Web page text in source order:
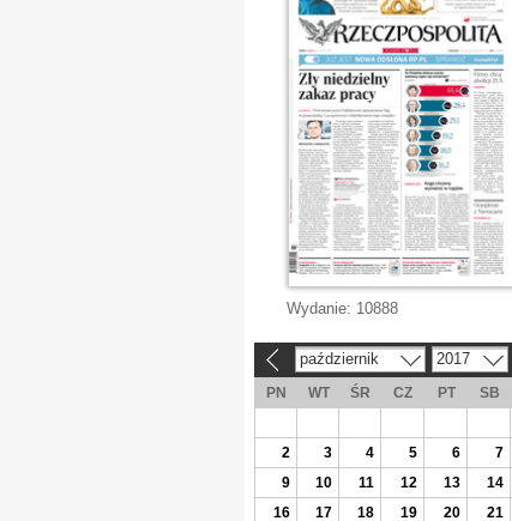
Wydanie: 10888
październik 2017
PN WT ŚR CZ PT SB
2
3 4 5 6 7
9
10 11 12 13 14
16
17 18 19 20 21